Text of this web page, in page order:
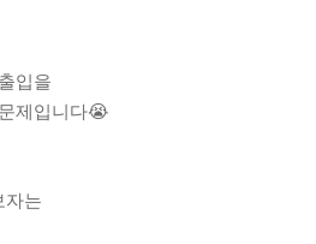
입을
제입니다😭
자는